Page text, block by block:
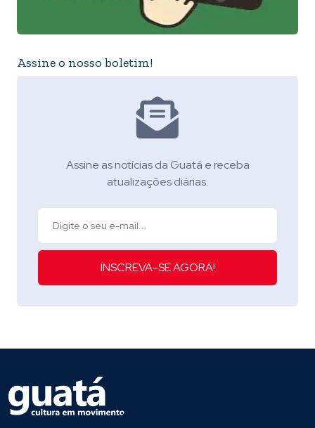
Assine o nosso boletim!
Assine as notícias da Guatá e receba
atualizações diárias.
INSCREVA-SE AGORA!